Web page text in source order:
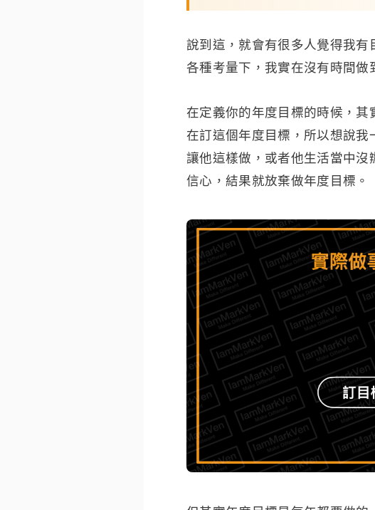
說到這，就會有很多人覺得我
各種考量下，我實在沒有時間做
在定義你的年度目標的時候，
在訂這個年度目標，所以想說
讓他這樣做，或者他生活當中
信心，結果就放棄做年度目標。